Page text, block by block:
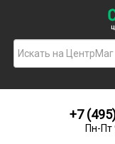
+7
Пн-Пт